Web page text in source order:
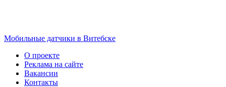
Мобильные датчики в Витебске
О проекте
Реклама на сайте
Вакансии
Контакты